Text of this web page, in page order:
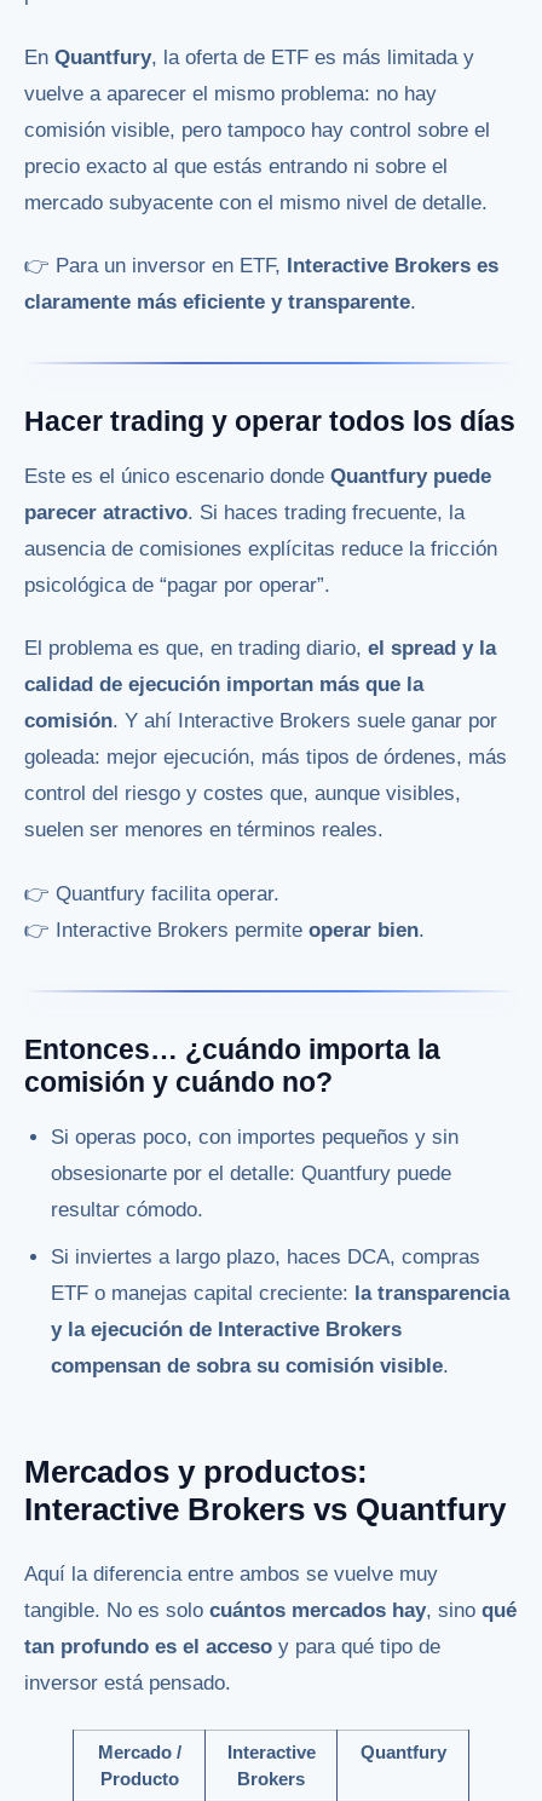
En Quantfury, la oferta de ETF es más limitada y
vuelve a aparecer el mismo problema: no hay
comisión visible, pero tampoco hay control sobre el
precio exacto al que estás entrando ni sobre el
mercado subyacente con el mismo nivel de detalle.
👉 Para un inversor en ETF,
Interactive Brokers es
claramente más eficiente y transparente.
Hacer trading y operar todos los días
Este es el único escenario donde Quantfury puede
parecer atractivo. Si haces trading frecuente, la
ausencia de comisiones explícitas reduce la fricción
psicológica de “pagar por operar”.
El problema es que, en trading diario, el spread y la
calidad de ejecución importan más que la
comisión. Y ahí Interactive Brokers suele ganar por
goleada: mejor ejecución, más tipos de órdenes, más
control del riesgo y costes que, aunque visibles,
suelen ser menores en términos reales.
👉 Quantfury facilita operar.
👉 Interactive Brokers permite operar bien.
Entonces… ¿cuándo importa la
comisión y cuándo no?
Si operas poco, con importes pequeños y sin
obsesionarte por el detalle: Quantfury puede
resultar cómodo.
Si inviertes a largo plazo, haces DCA, compras
ETF o manejas capital creciente: la transparencia
y la ejecución de Interactive Brokers
compensan de sobra su comisión visible.
Mercados y productos:
Interactive Brokers vs Quantfury
Aquí la diferencia entre ambos se vuelve muy
tangible. No es solo cuántos mercados hay, sino qué
tan profundo es el acceso y para qué tipo de
inversor está pensado.
Mercado /
Producto
Interactive
Brokers
Quantfury